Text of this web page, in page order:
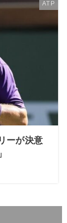
ATP
ーが決意